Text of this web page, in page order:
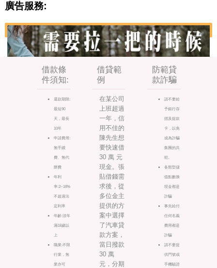
廣告服務:
借款條
件須知:
還款期限:
最短90
天，最長
10年
申請費用:
無手續
費、無代
辦費
年利
率:2~16%
不超過法
定利率
年齡:須年
滿18歲以
上
職業:不限
行業，無
業亦可
借貸範
例
在某公司
上班超過
一年，信
用不佳的
陳先生想
要快速借
30 萬 元
現金。張
貼借錢需
求後，從
多位金主
提供的方
案中選擇
了汽車貸
款方案，
當日撥款
30 萬
元，分期
防範貸
款詐騙
請不要給
予銀行存
摺及提款
卡，以免
成為詐騙
集團的共
犯。
各類型儲
值點數換
現金都是
詐騙
事先給付
任何名義
費用都是
詐騙
請不要提
供門號或
手機驗證